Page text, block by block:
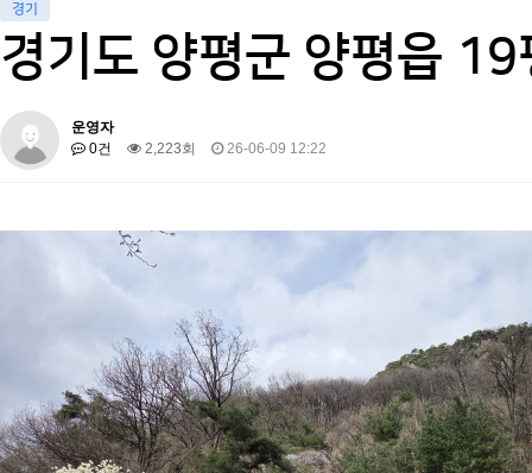
경기
경기도 양평군 양평읍
운영자
0건
2,223회 26-06-09 12:22